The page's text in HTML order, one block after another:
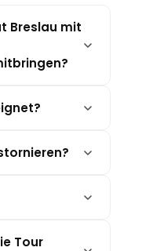
Breslau mit
Tour